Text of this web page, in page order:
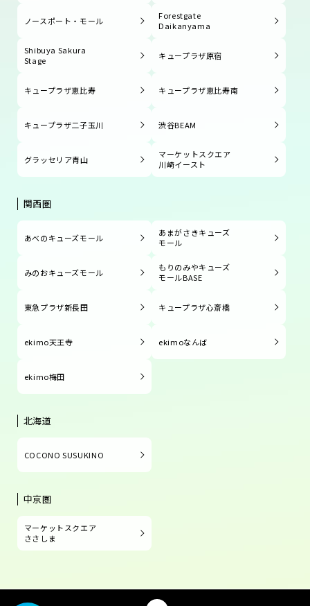
ノースポート・モール
Forestgate
Daikanyama
Shibuya Sakura
Stage
キュープラザ原宿
キュープラザ恵比寿 キュープラザ恵比寿南
キュープラザ二子玉川 渋谷BEAM
グラッセリア青山
マーケットスクエア
川崎イースト
関西圏
あべのキューズモール
あまがさきキューズ
モール
みのおキューズモール
もりのみやキューズ
モールBASE
東急プラザ新長田 キュープラザ心斎橋
ekimo天王寺 ekimoなんば
ekimo梅田
北海道
COCONO SUSUKINO
中京圏
マーケットスクエア
ささしま